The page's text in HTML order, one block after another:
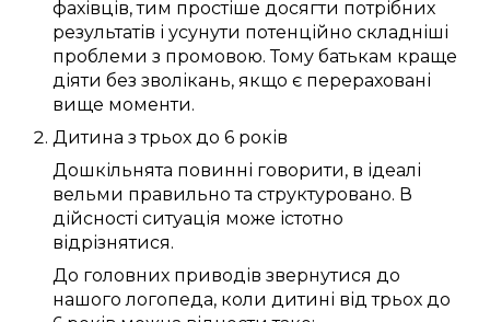
фахівців, тим простіше досягти потрібних
результатів і усунути потенційно складніші
проблеми з промовою.Тому батькам краще
діяти без зволікань, якщо є перераховані
вище моменти.
Дитина з трьох до 6 років
Дошкільнята повинні говорити, в ідеалі
вельми правильно та структуровано. В
дійсності ситуація може істотно
відрізнятися.
До головних приводів звернутися до
нашогологопеда, коли дитині від трьох до